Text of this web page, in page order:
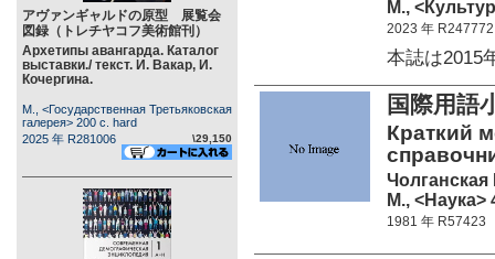
アヴァンギャルドの原型 展覧会
図録（トレチヤコフ美術館刊）
Архетипы авангарда. Каталог
выставки./ текст. И. Вакар, И.
Кочергина.
М., <Государственная Третьяковская
галерея> 200 c. hard
2025 年 R281006
\29,150
М.,
2023 年 R247772
本誌は2015
国際用語
Краткий
Чолганская
М., <Наука>
1981 年 R57423